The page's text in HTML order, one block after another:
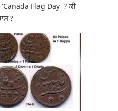
Flag Day' ? ਕੀ
?